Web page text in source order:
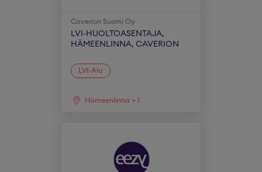
Caverion Suomi Oy
LVI-HUOLTOASENTAJA,
HÄMEENLINNA, CAVERION
LVI-Ala
Hämeenlinna + 1